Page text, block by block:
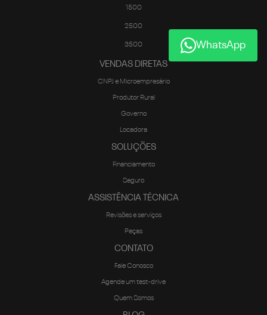
1500
2500
3500
VENDAS DIRETAS
CNPJ e Microempresário
Produtor Rural
Governo
Locadora
SOLUÇÕES
Financiamento
Seguro
ASSISTÊNCIA TÉCNICA
Revisões e serviços
Peças
CONTATO
Fale Conosco
Agende um test-drive
Quem Somos
WhatsApp